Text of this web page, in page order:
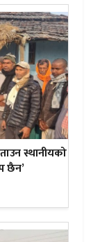
स्थानीयको
छैन’